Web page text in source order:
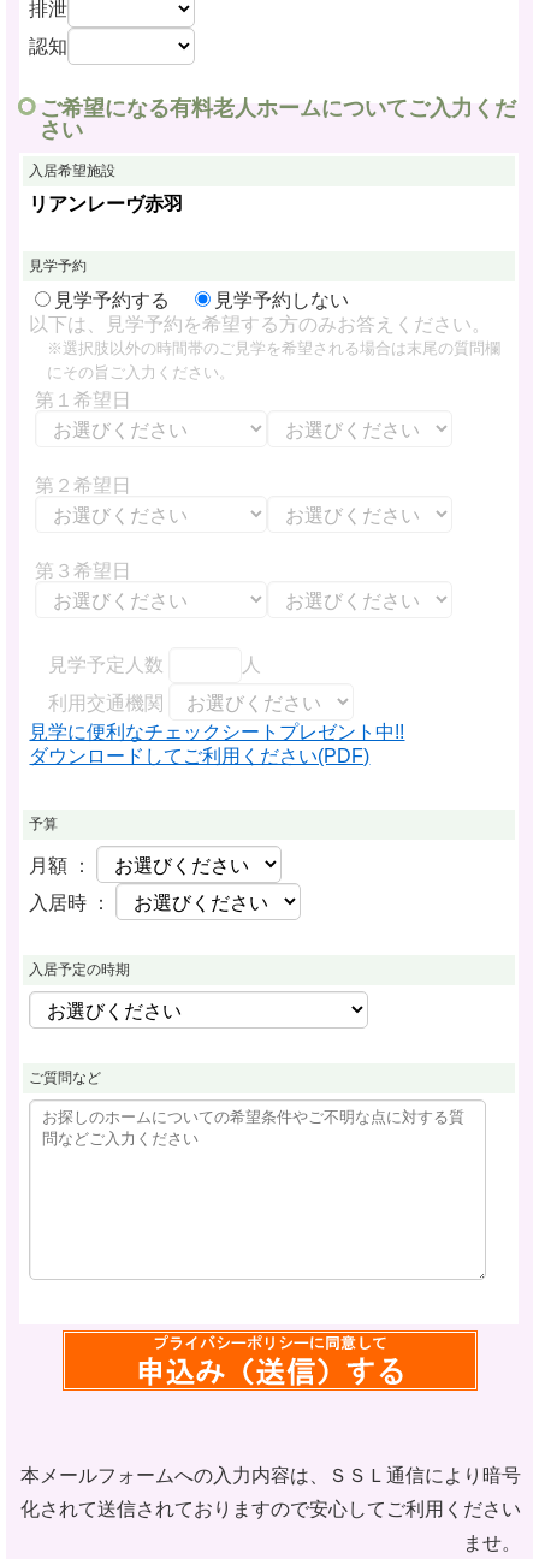
排泄
認知
ご希望になる有料老人ホームについてご入力くだ
さい
入居希望施設
リアンレーヴ赤羽
見学予約
見学予約する
見学予約しない
以下は、見学予約を希望する方のみお答えください。
※選択肢以外の時間帯のご見学を希望される場合は末尾の質問欄
にその旨ご入力ください。
第１希望日
第２希望日
第３希望日
見学予定人数
人
利用交通機関
見学に便利なチェックシートプレゼント中!!
ダウンロードしてご利用ください(PDF)
予算
月額 ：
入居時 ：
入居予定の時期
ご質問など
本メールフォームへの入力内容は、ＳＳＬ通信により暗号
化されて送信されておりますので安心してご利用ください
ませ。